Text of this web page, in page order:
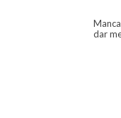
dar